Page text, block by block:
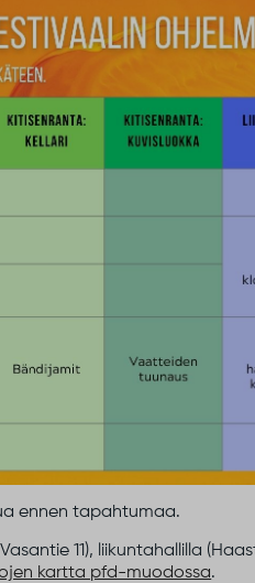
ennen tapahtumaa.
11), liikuntahallilla
kartta pfd-muodossa.